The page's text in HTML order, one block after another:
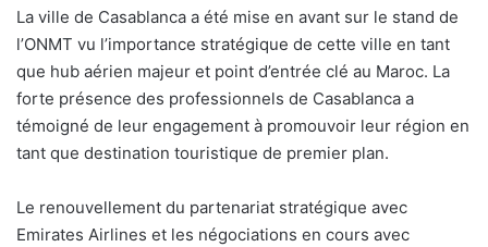
La ville de Casablanca a été mise en avant sur le stand de
l’ONMT vu l’importance stratégique de cette ville en tant
que hub aérien majeur et point d’entrée clé au Maroc. La
forte présence des professionnels de Casablanca a
témoigné de leur engagement à promouvoir leur région en
tant que destination touristique de premier plan.
Le renouvellement du partenariat stratégique avec
Emirates Airlines et les négociations en cours avec